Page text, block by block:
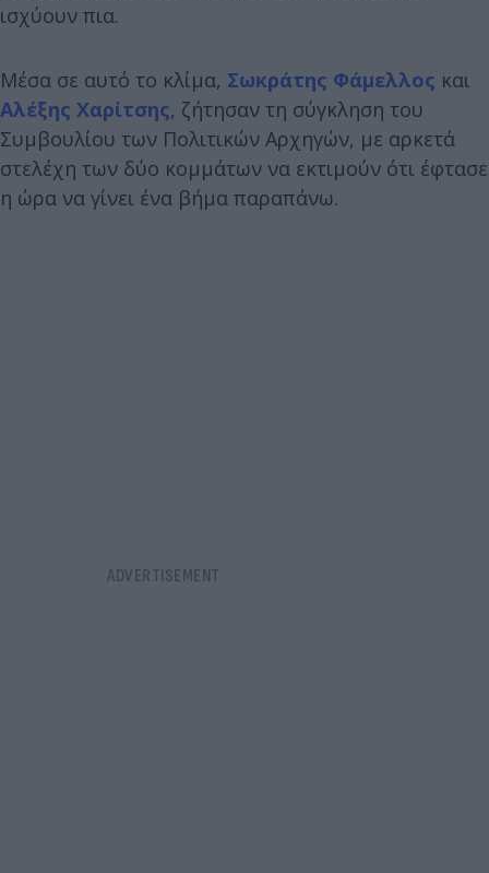
ισχύουν πια.
Μέσα σε αυτό το κλίμα, Σωκράτης Φάμελλος και
Αλέξης Χαρίτσης, ζήτησαν τη σύγκληση του
Συμβουλίου των Πολιτικών Αρχηγών, με αρκετά
στελέχη των δύο κομμάτων να εκτιμούν ότι έφτασε
η ώρα να γίνει ένα βήμα παραπάνω.